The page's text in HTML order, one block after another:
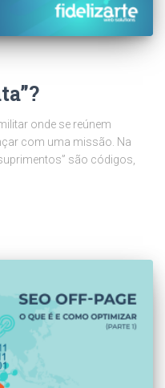
onde se reúnem
com uma missão. Na
são códigos,